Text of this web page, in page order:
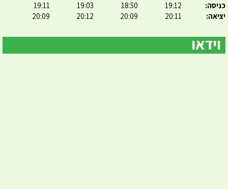
כניסה:
יציאה:
19:12
20:11
18:50
20:09
19:03
20:12
19:11
20:09